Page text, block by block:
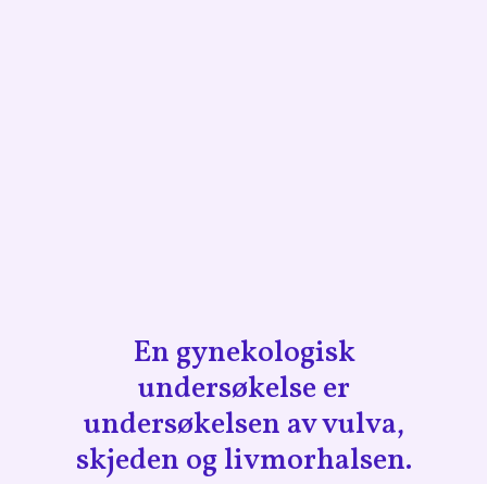
En gynekologisk
undersøkelse er
undersøkelsen av vulva,
skjeden og livmorhalsen.